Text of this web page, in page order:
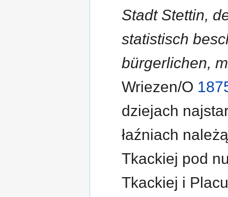
Stadt Stettin,
statistisch
bürgerlichen,
Wriezen/O
dziejach
łaźniach
Tkackiej pod
Tkackiej i